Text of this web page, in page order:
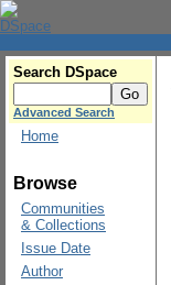
Search DSpace
Advanced Search
Home
Browse
Communities
& Collections
Issue Date
Author